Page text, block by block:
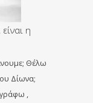
η
Θέλω
Δίωνα;
γράφω ,